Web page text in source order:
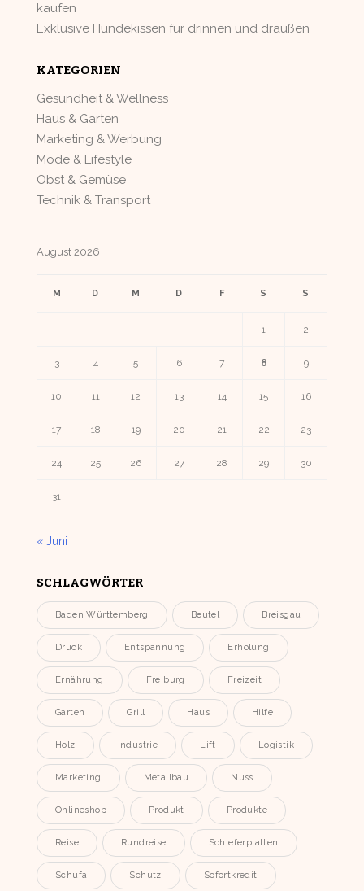
kaufen
Exklusive Hundekissen für drinnen und draußen
KATEGORIEN
Gesundheit & Wellness
Haus & Garten
Marketing & Werbung
Mode & Lifestyle
Obst & Gemüse
Technik & Transport
August 2026
M D M D F S S
1 2
3 4 5 6 7 8 9
10 11 12 13 14 15 16
17 18 19 20 21 22 23
24 25 26 27 28 29 30
31
« Juni
SCHLAGWÖRTER
Baden Württemberg Beutel Breisgau
Druck Entspannung Erholung
Ernährung Freiburg Freizeit
Garten Grill Haus Hilfe
Holz Industrie Lift Logistik
Marketing Metallbau Nuss
Onlineshop Produkt Produkte
Reise Rundreise Schieferplatten
Schufa Schutz Sofortkredit